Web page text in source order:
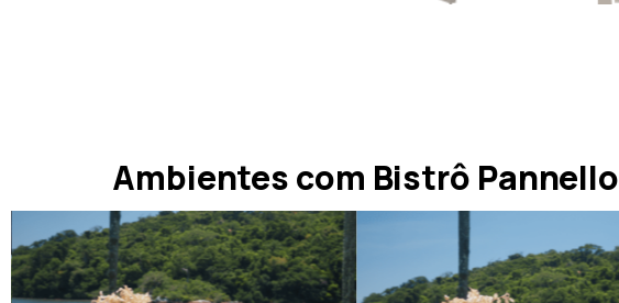
Ambientes com Bistrô Pannello